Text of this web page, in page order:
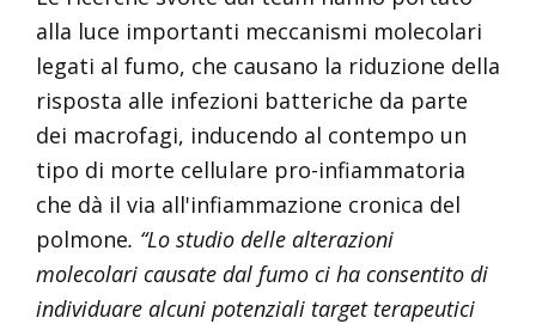
alla luce importanti meccanismi molecolari
legati al fumo, che causano la riduzione della
risposta alle infezioni batteriche da parte
dei macrofagi, inducendo al contempo un
tipo di morte cellulare pro-infiammatoria
che dà il via all'infiammazione cronica del
polmone. “Lo studio delle alterazioni
molecolari causate dal fumo ci ha consentito di
individuare alcuni potenziali target terapeutici